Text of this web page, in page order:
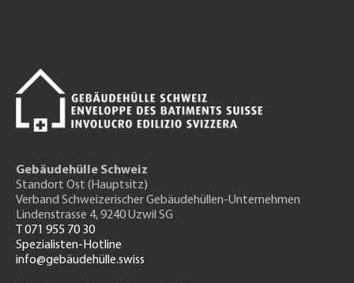
Gebäudehülle Schweiz
Standort Ost (Hauptsitz)
Verband Schweizerischer Gebäudehüllen-Unternehmen
Lindenstrasse 4, 9240 Uzwil SG
T 071 955 70 30
Spezialisten-Hotline
info@gebäudehülle.swiss